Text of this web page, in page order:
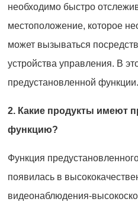
необходимо быстро
местоположение, которое
может вызываться
устройства управления. В
предустановленной функции.
2. Какие продукты имеют
функцию?
Функция
появилась в
видеонаблюдения-